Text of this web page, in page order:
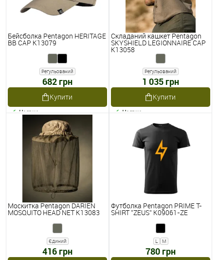
Бейсболка Pentagon HERITAGE
BB CAP K13079
Регульований
682 грн
Купити
Наявне
Складаний кашкет Pentagon
SKYSHIELD LEGIONNAIRE CAP
K13058
Регульований
1 035 грн
Купити
Наявне
Москитка Pentagon DARIEN
MOSQUITO HEAD NET K13083
Єдиний
416 грн
Футболка Pentagon PRIME T-
SHIRT ''ZEUS'' K09061-ZE
L M
780 грн